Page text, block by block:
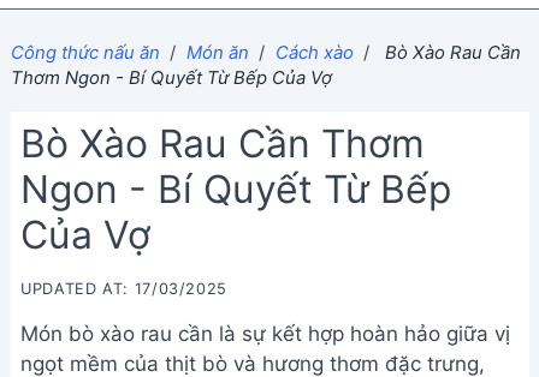
Công thức nấu ăn / Món ăn / Cách xào /
Bò Xào Rau Cần
Thơm Ngon - Bí Quyết Từ Bếp Của Vợ
Bò Xào Rau Cần Thơm
Ngon - Bí Quyết Từ Bếp
Của Vợ
UPDATED AT: 17/03/2025
Món bò xào rau cần là sự kết hợp hoàn hảo giữa vị
ngọt mềm của thịt bò và hương thơm đặc trưng,